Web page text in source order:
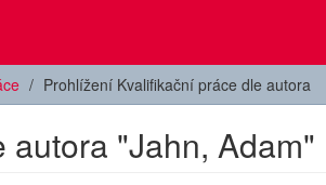
Prohlížení Kvalifikační práce dle autora
"Jahn, Adam"